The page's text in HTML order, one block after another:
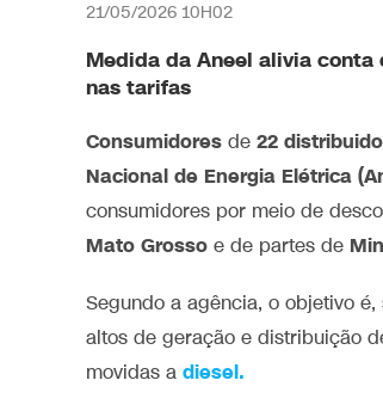
21/05/2026 10H02
Medida da Aneel alivia
nas tarifas
Consumidores de 22
Nacional de Energia Elétrica
consumidores por meio de
Mato Grosso e de partes de
Segundo a agência, o objetivo
altos de geração e distribuição
movidas a diesel.